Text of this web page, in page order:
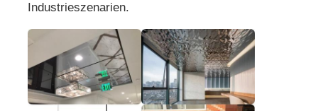
Industrieszenarien.